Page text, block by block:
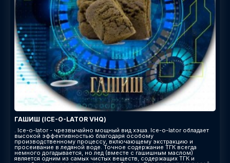
ГАШИШ (ICE-O-LATOR VHQ)
. Ice-o-lator - чрезвычайно мощный вид хэша. Ice-o-lator обладает
высокой эффективностью благодаря особому
производственному процессу, включающему экстракцию и
просеивание в ледяной воде. Точное содержание ТГК всегда
немного догадывается, но лед (вместе с гашишным маслом)
является одним из самых чистых веществ, содержащих ТГК и